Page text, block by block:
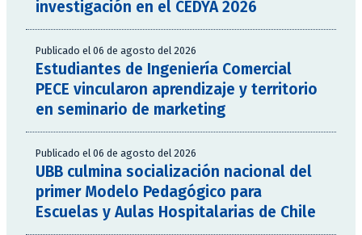
investigación en el CEDYA 2026
Publicado el 06 de agosto del 2026
Estudiantes de Ingeniería Comercial
PECE vincularon aprendizaje y territorio
en seminario de marketing
Publicado el 06 de agosto del 2026
UBB culmina socialización nacional del
primer Modelo Pedagógico para
Escuelas y Aulas Hospitalarias de Chile